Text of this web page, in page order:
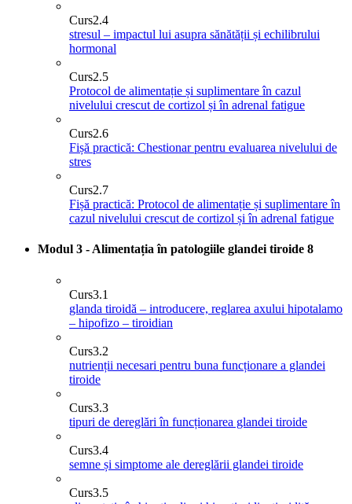
Curs2.4
stresul – impactul lui asupra sănătății și echilibrului
hormonal
Curs2.5
Protocol de alimentație și suplimentare în cazul
nivelului crescut de cortizol și în adrenal fatigue
Curs2.6
Fișă practică: Chestionar pentru evaluarea nivelului de
stres
Curs2.7
Fișă practică: Protocol de alimentație și suplimentare în
cazul nivelului crescut de cortizol și în adrenal fatigue
Modul 3 - Alimentația în patologiile glandei tiroide 8
Curs3.1
glanda tiroidă – introducere, reglarea axului hipotalamo
– hipofizo – tiroidian
Curs3.2
nutrienții necesari pentru buna funcționare a glandei
tiroide
Curs3.3
tipuri de dereglări în funcționarea glandei tiroide
Curs3.4
semne și simptome ale dereglării glandei tiroide
Curs3.5